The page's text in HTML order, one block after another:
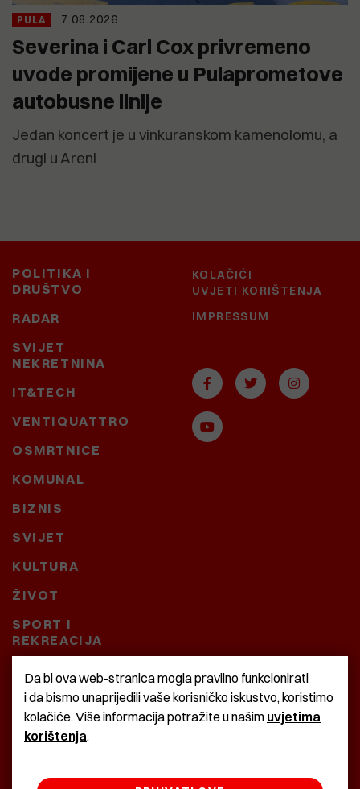
PULA 7.08.2026
Severina i Carl Cox privremeno
uvode promijene u Pulaprometove
autobusne linije
Jedan koncert je u vinkuranskom kamenolomu, a
drugi u Areni
POLITIKA I
DRUŠTVO
RADAR
SVIJET
NEKRETNINA
IT&TECH
VENTIQUATTRO
OSMRTNICE
KOMUNAL
BIZNIS
SVIJET
KULTURA
ŽIVOT
SPORT I
REKREACIJA
CRNA KRONIKA
BAŠTARDINI I PRAVI
KRASNA ZEMLJA
KOLAČIĆI
UVJETI KORIŠTENJA
IMPRESSUM
Da bi ova web-stranica mogla pravilno funkcionirati
i da bismo unaprijedili vaše korisničko iskustvo, koristimo
kolačiće. Više informacija potražite u našim uvjetima
korištenja.